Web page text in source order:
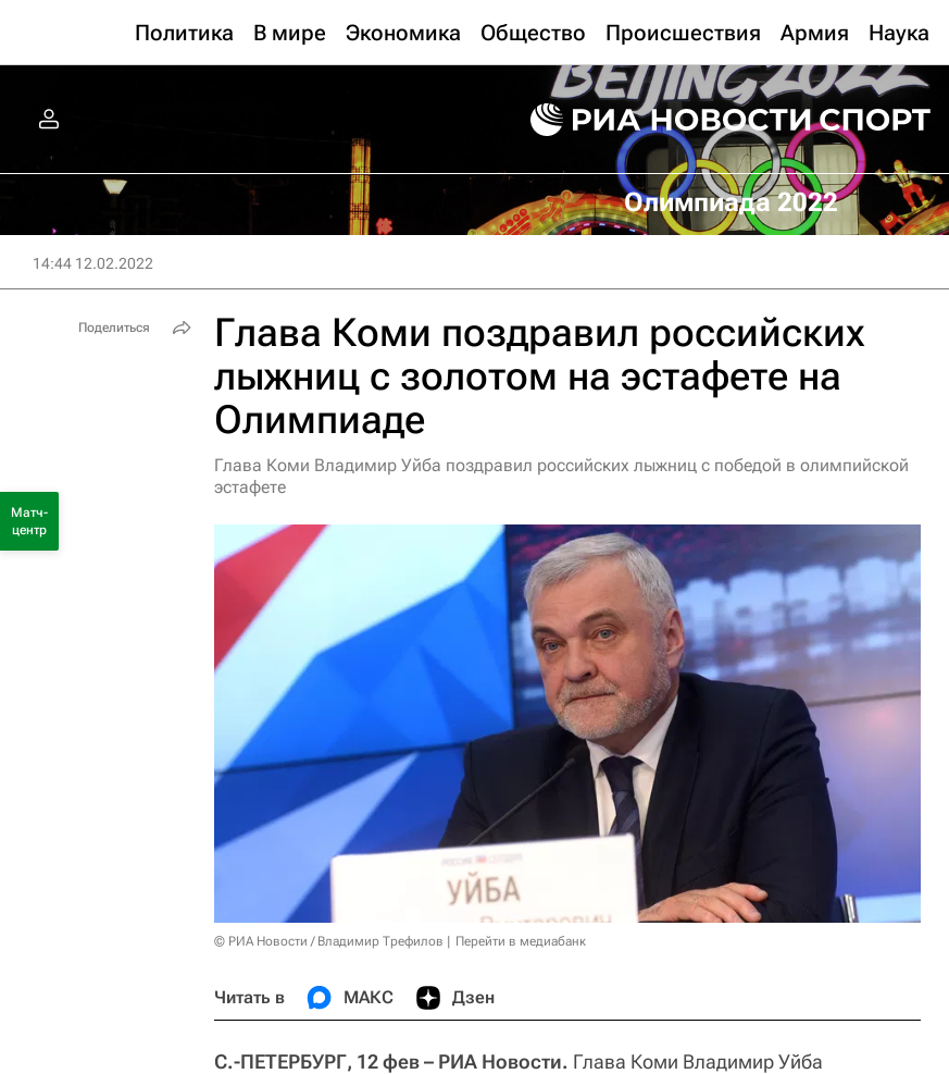
Политика В мире Экономика Общество Происшествия Армия Наука
Олимпиада 2022
14:44 12.02.2022
Глава Коми поздравил российских
лыжниц с золотом на эстафете на
Олимпиаде
Глава Коми Владимир Уйба поздравил российских лыжниц с победой в олимпийской
эстафете
© РИА Новости / Владимир Трефилов Перейти в медиабанк
Читать в МАКС Дзен
С.-ПЕТЕРБУРГ, 12 фев – РИА Новости. Глава Коми Владимир Уйба
Поделиться
Матч-
центр